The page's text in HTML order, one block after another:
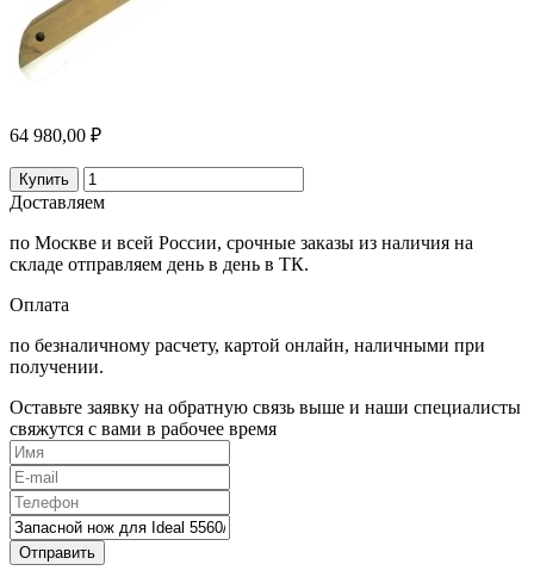
64 980,00 ₽
Купить
Доставляем
по Москве и всей России, срочные заказы из наличия на
складе отправляем день в день в ТК.
Оплата
по безналичному расчету, картой онлайн, наличными при
получении.
Оставьте заявку на обратную связь выше и наши специалисты
свяжутся с вами в рабочее время
Отправить